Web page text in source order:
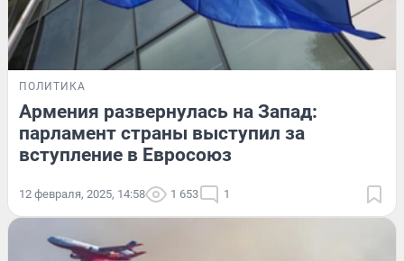
ПОЛИТИКА
Армения развернулась на Запад:
парламент страны выступил за
вступление в Евросоюз
12 февраля, 2025, 14:58 1 653 1